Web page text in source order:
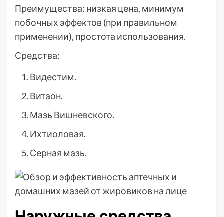
Преимущества: низкая цена, минимум
побочных эффектов (при правильном
применении), простота использования.
Средства:
Видестим.
Витаон.
Мазь Вишневского.
Ихтиоловая.
Серная мазь.